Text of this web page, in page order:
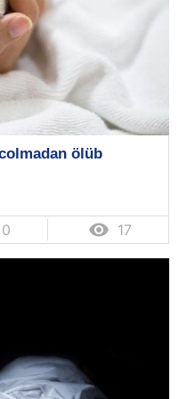
ölüb
0  17